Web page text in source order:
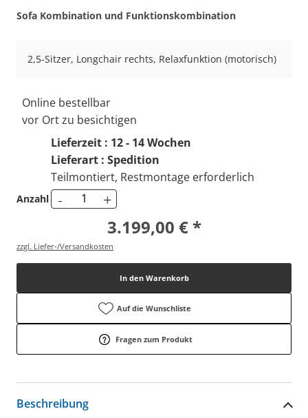
Sofa Kombination und Funktionskombination
2,5-Sitzer, Longchair rechts, Relaxfunktion (motorisch)
Online bestellbar
vor Ort zu besichtigen
Lieferzeit : 12 - 14 Wochen
Lieferart : Spedition
Teilmontiert, Restmontage erforderlich
Anzahl - +
3.199,00 € *
zzgl. Liefer-/Versandkosten
In den Warenkorb
Auf die Wunschliste
Fragen zum Produkt
Beschreibung